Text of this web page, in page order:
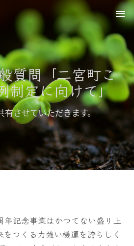
質問「二宮町こ
制定に向けて」
有させていただきます。
記念事業はかつてない盛り上
つくる力強い機運を誇らしく